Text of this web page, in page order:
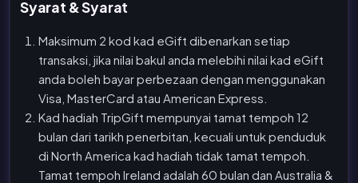
Syarat & Syarat
Maksimum 2 kod kad eGift dibenarkan setiap
transaksi, jika nilai bakul anda melebihi nilai kad eGift
anda boleh bayar perbezaan dengan menggunakan
Visa, MasterCard atau American Express.
Kad hadiah TripGift mempunyai tamat tempoh 12
bulan dari tarikh penerbitan, kecuali untuk penduduk
di North America kad hadiah tidak tamat tempoh.
Tamat tempoh Ireland adalah 60 bulan dan Australia &